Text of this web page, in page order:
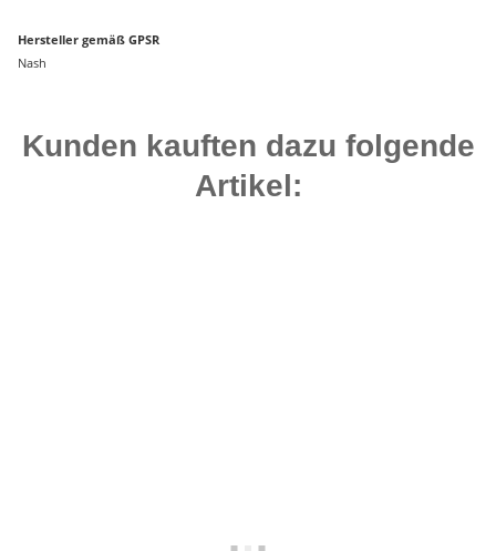
Hersteller gemäß GPSR
Nash
Kunden kauften dazu folgende
Artikel: